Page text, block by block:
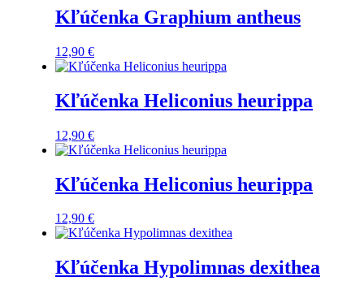
Kľúčenka Graphium antheus
12,90 €
Kľúčenka Heliconius heurippa
12,90 €
Kľúčenka Heliconius heurippa
12,90 €
Kľúčenka Hypolimnas dexithea